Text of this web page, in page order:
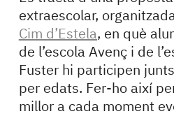
extraescolar,
Cim d’Estela, en què
de l’escola Avenç i de
Fuster hi participen
per edats. Fer-ho així
millor a cada moment